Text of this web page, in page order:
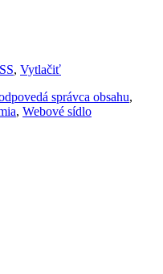
, Vytlačiť
správca obsahu,
, Webové sídlo